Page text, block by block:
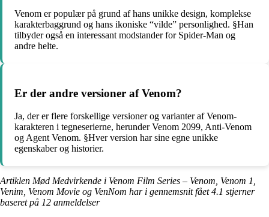
Venom er populær på grund af hans unikke design, komplekse
karakterbaggrund og hans ikoniske “vilde” personlighed. §Han
tilbyder også en interessant modstander for Spider-Man og
andre helte.
Er der andre versioner af Venom?
Ja, der er flere forskellige versioner og varianter af Venom-
karakteren i tegneserierne, herunder Venom 2099, Anti-Venom
og Agent Venom. §Hver version har sine egne unikke
egenskaber og historier.
Artiklen Mød Medvirkende i Venom Film Series – Venom, Venom 1,
Venim, Venom Movie og VenNom har i gennemsnit fået4.1 stjerner
baseret på 12 anmeldelser